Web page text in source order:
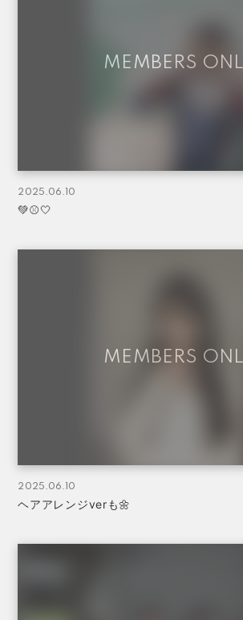
2025.06.10
💚⚾️🤍
2025.06.10
ヘアアレンジverも🌼